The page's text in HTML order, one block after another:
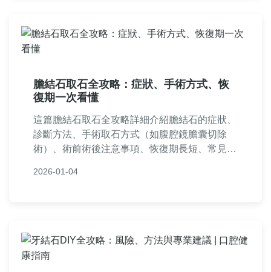
膽結石取石全攻略：症狀、手術方式、恢
復期一次看懂
這篇膽結石取石全攻略詳細介紹膽結石的症狀、
診斷方法、手術取石方式（如腹腔鏡膽囊切除
術）、術前術後注意事項、恢復期長短、常見問
這裡提供從決策到康復的完整指南，幫助你減輕
2026-01-04